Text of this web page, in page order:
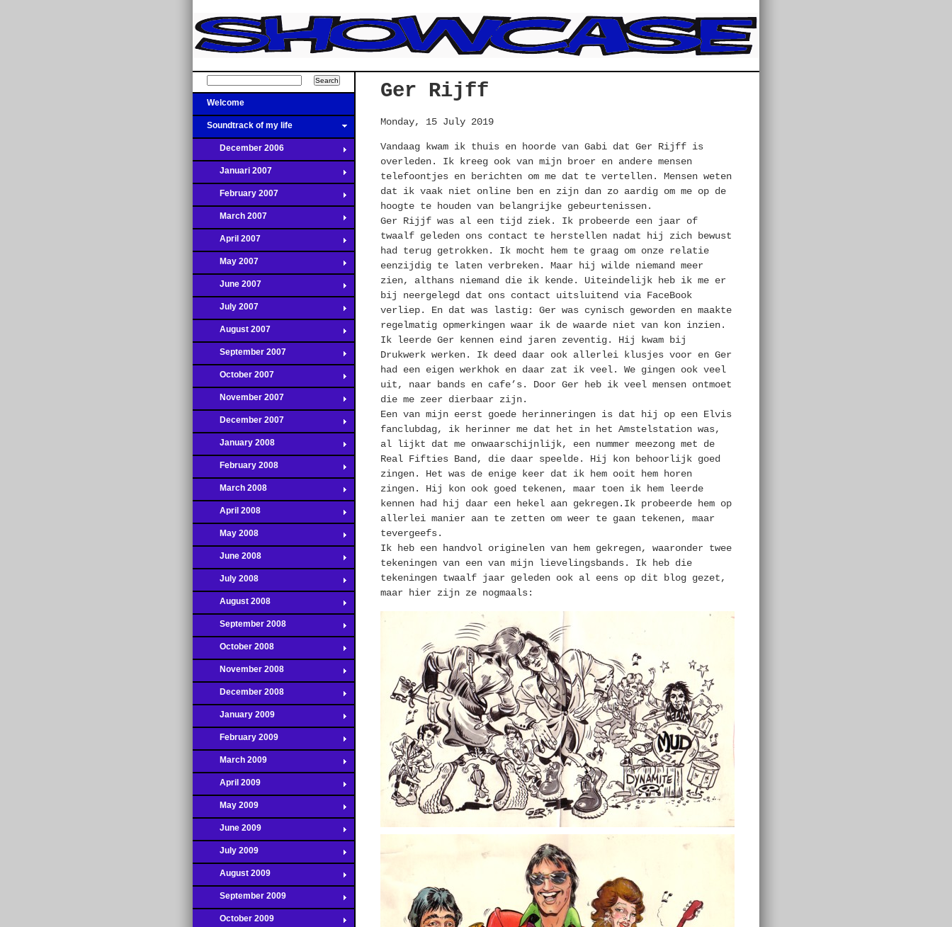
Welcome
Soundtrack of my life
December 2006
Januari 2007
February 2007
March 2007
April 2007
May 2007
June 2007
July 2007
August 2007
September 2007
October 2007
November 2007
December 2007
January 2008
February 2008
March 2008
April 2008
May 2008
June 2008
July 2008
August 2008
September 2008
October 2008
November 2008
December 2008
January 2009
February 2009
March 2009
April 2009
May 2009
June 2009
July 2009
August 2009
September 2009
October 2009
Ger Rijff
Monday, 15 July 2019
Vandaag kwam ik thuis en hoorde van Gabi dat Ger Rijff is
overleden. Ik kreeg ook van mijn broer en andere mensen
telefoontjes en berichten om me dat te vertellen. Mensen weten
dat ik vaak niet online ben en zijn dan zo aardig om me op de
hoogte te houden van belangrijke gebeurtenissen.
Ger Rijjf was al een tijd ziek. Ik probeerde een jaar of
twaalf geleden ons contact te herstellen nadat hij zich bewust
had terug getrokken. Ik mocht hem te graag om onze relatie
eenzijdig te laten verbreken. Maar hij wilde niemand meer
zien, althans niemand die ik kende. Uiteindelijk heb ik me er
bij neergelegd dat ons contact uitsluitend via FaceBook
verliep. En dat was lastig: Ger was cynisch geworden en maakte
regelmatig opmerkingen waar ik de waarde niet van kon inzien.
Ik leerde Ger kennen eind jaren zeventig. Hij kwam bij
Drukwerk werken. Ik deed daar ook allerlei klusjes voor en Ger
had een eigen werkhok en daar zat ik veel. We gingen ook veel
uit, naar bands en cafe’s. Door Ger heb ik veel mensen ontmoet
die me zeer dierbaar zijn.
Een van mijn eerst goede herinneringen is dat hij op een Elvis
fanclubdag, ik herinner me dat het in het Amstelstation was,
al lijkt dat me onwaarschijnlijk, een nummer meezong met de
Real Fifties Band, die daar speelde. Hij kon behoorlijk goed
zingen. Het was de enige keer dat ik hem ooit hem horen
zingen. Hij kon ook goed tekenen, maar toen ik hem leerde
kennen had hij daar een hekel aan gekregen.Ik probeerde hem op
allerlei manier aan te zetten om weer te gaan tekenen, maar
tevergeefs.
Ik heb een handvol originelen van hem gekregen, waaronder twee
tekeningen van een van mijn lievelingsbands. Ik heb die
tekeningen twaalf jaar geleden ook al eens op dit blog gezet,
maar hier zijn ze nogmaals: